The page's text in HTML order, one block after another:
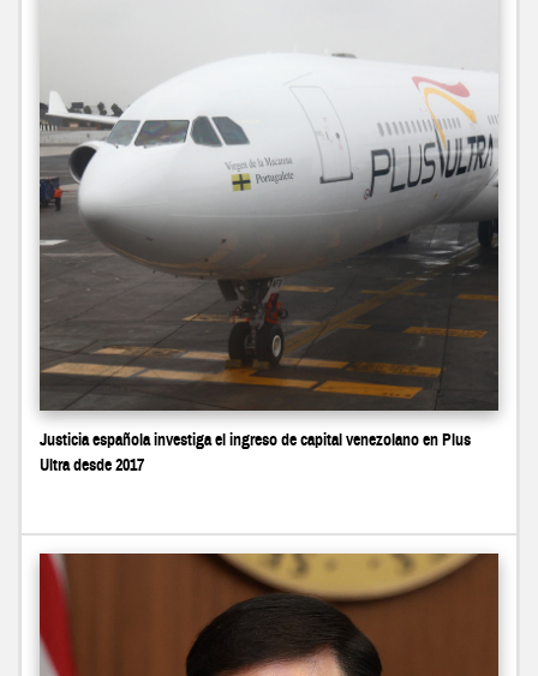
Justicia española investiga el ingreso de capital venezolano en Plus
Ultra desde 2017